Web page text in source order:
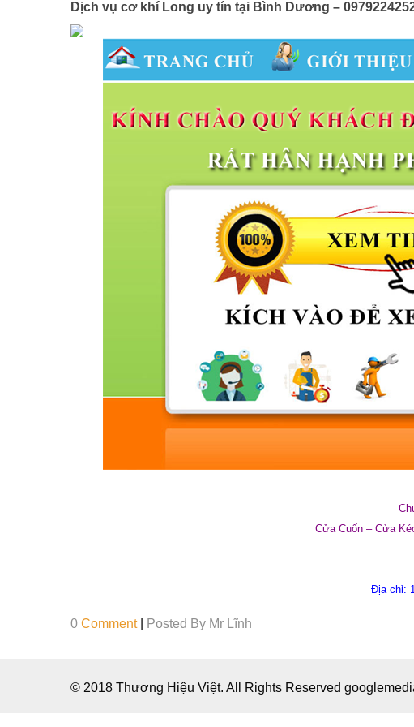
Dịch vụ cơ khí Long uy tín tại Bình Dương –
Cửa Cuốn – Cửa
Địa chỉ:
0 Comment Posted By Mr Lĩnh
© 2018 Thương Hiệu Việt. All Rights Reserved